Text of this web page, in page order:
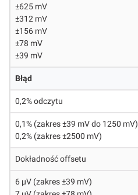
±625 mV
±312 mV
±156 mV
±78 mV
±39 mV
Błąd
0,2% odczytu
0,1% (zakres ±39 mV do 1250 mV)
0,2% (zakres ±2500 mV)
Dokładność offsetu
6 µV (zakres ±39 mV)